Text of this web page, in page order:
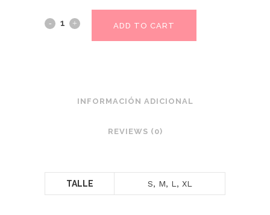
ADD TO CART
INFORMACIÓN ADICIONAL
REVIEWS (0)
TALLE S, M, L, XL